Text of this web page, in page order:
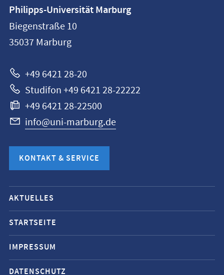
Philipps-
Universität
Marburg
Philipps-Universität Marburg
Biegenstraße 10
35037 Marburg
+49 6421 28-20
Studifon +49 6421 28-22222
+49 6421 28-22500
info@uni-marburg.de
KONTAKT & SERVICE
Mobile-
Service-
Navigation
und
Social
Media
AKTUELLES
STARTSEITE
IMPRESSUM
DATENSCHUTZ